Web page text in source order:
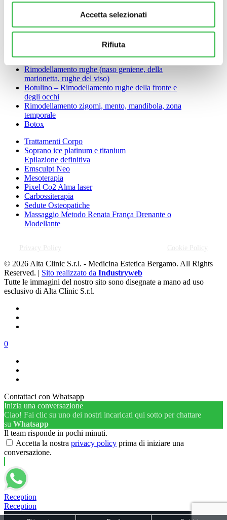
Accetta selezionati
Rifiuta
Amministrazione Trasparente
Trattamenti Viso
Rimodellamento Labbra
Rimodellamento rughe (naso geniene, della
marionetta, rughe del viso)
Botulino – Rimodellamento rughe della fronte e
degli occhi
Rimodellamento zigomi, mento, mandibola, zona
temporale
Botox
Trattamenti Corpo
Soprano ice platinum e titanium
Epilazione definitiva
Emsculpt Neo
Mesoterapia
Pixel Co2 Alma laser
Carbossiterapia
Sedute Osteopatiche
Massaggio Metodo Renata França Drenante o
Modellante
Privacy Policy Cookie Policy
© 2026 Alta Clinic S.r.l. - Medicina Estetica Bergamo. All Rights
Reserved. | Sito realizzato da Industryweb
Tutte le immagini del nostro sito sono disegnate a mano ad uso
esclusivo di Alta Clinic S.r.l.
0
Contattaci con Whatsapp
Inizia una conversazione
Ciao! Fai clic su uno dei nostri incaricati qui sotto per chattare
su Whatsapp
Il team risponde in pochi minuti.
Accetta la nostra privacy policy prima di iniziare una
conversazione.
Reception
Reception